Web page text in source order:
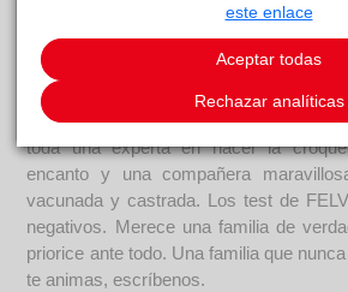
asustada y pasó los primeros días
comprensible después de lo vivido.
al sentirse segura, ha sacado a relucir
es una gata muy cariñosa, sociable
recibir atención, hace fiestas a todo
toda una experta en hacer la
encanto y una compañera
vacunada y castrada. Los test de
negativos. Merece una familia de
priorice ante todo. Una familia que
te animas, escríbenos.
este enlace
Aceptar todas
Rechazar analíticas